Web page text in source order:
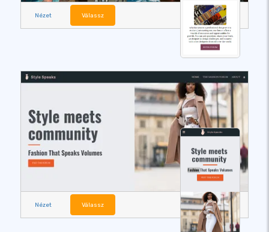
Nézet Válassz
Nézet Válassz